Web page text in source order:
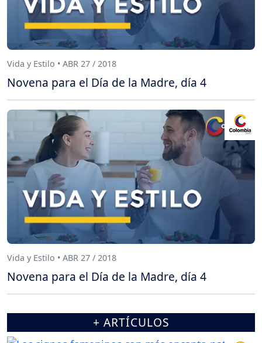
Vida y Estilo • ABR 27 / 2018
Novena para el Día de la Madre, día 4
Vida y Estilo • ABR 27 / 2018
Novena para el Día de la Madre, día 4
+ ARTÍCULOS